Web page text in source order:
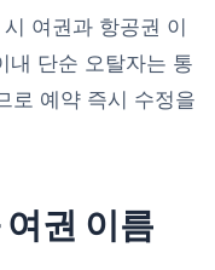
여권과 항공권 이
내 단순 오탈자는 통
로 예약 즉시 수정을
권 이름